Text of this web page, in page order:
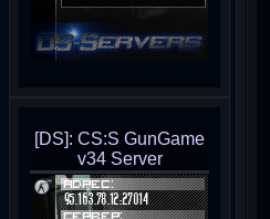
[DS]: CS:S GunGame
v34 Server